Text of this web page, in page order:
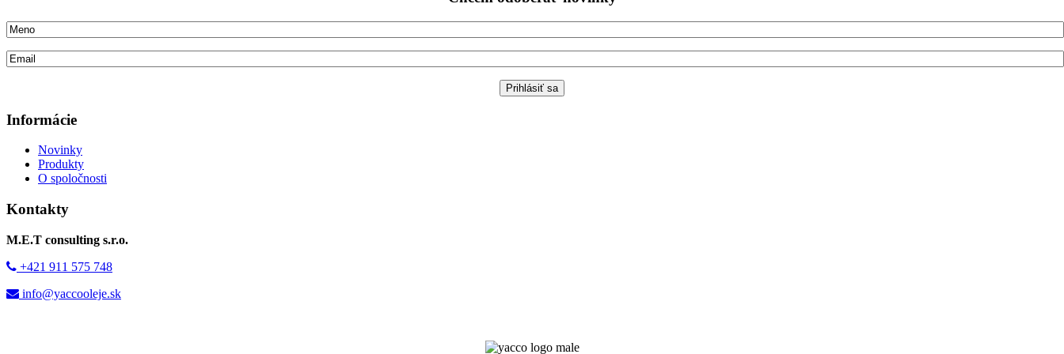
Informácie
Novinky
Produkty
O spoločnosti
Kontakty
M.E.T consulting s.r.o.
+421 911 575 748
info@yaccooleje.sk